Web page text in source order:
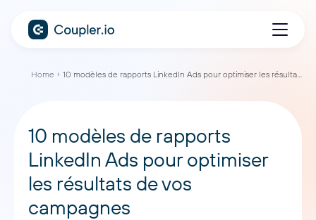
Home 10 modèles de rapports LinkedIn Ads pour optimiser les résultats de vos campagnes
10 modèles de rapports
LinkedIn Ads pour optimiser
les résultats de vos
campagnes